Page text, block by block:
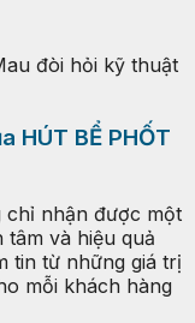
đòi hỏi kỹ thuật
HÚT BỂ PHỐT
chỉ nhận được một
và hiệu quả
tin từ những giá trị
mỗi khách hàng